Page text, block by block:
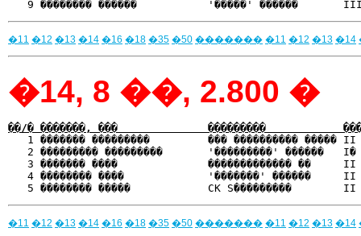
�11 �12 �13 �14 �16 �18 �35 �50 ������� �11 �12 �13 �14
�14, 8 ��, 2.800 �
��/� �������, ���              ���������            ����
1 ������� ���������         ��� ����������
2 ��������� ���������       '���������' ������
3 ������� ����              ������������� ��
4 �������� ����             '�������' ������
�11 �12 �13 �14 �16 �18 �35 �50 ������� �11 �12 �13 �14